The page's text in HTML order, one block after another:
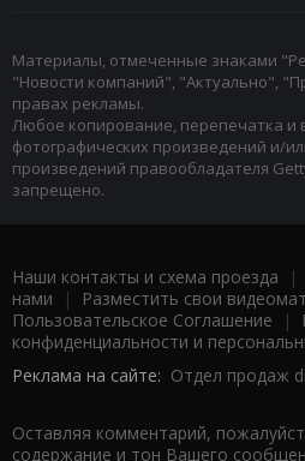
Материалы, отмеченные знаками
"Новости компаний", "Актуально",
правах рекламы.
Любое копирование, перепечатка и
фотографических произведений и/
произведений правообладателя
запрещено.
Наши контакты и схема проезда |
нами | Разместить свои
Пользовательское Соглашение |
конфиденциальности и
Реклама на сайте: Отдел продаж
Оставляя комментарий,
содержание и тон Вашего